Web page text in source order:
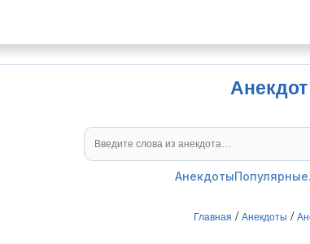
АнекдотыПопулярные
Главная / Анекдоты /